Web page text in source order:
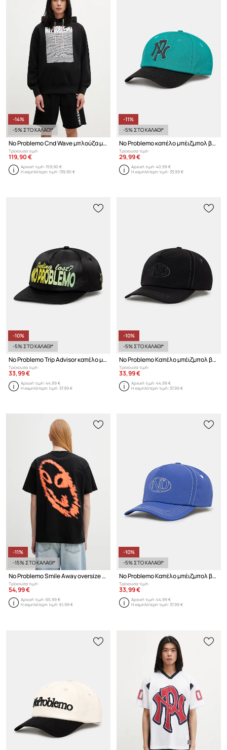
-14%
-5% ΣΤΟ ΚΑΛΑΘΙ*
No Problemo Cnd Wave μπλούζα με κουκούλα βαμβακερή Ανδρική
Τρέχουσα τιμή:
119,90 €
Αρχική τιμή:159,90 €
Η χαμηλότερη τιμή:139,90 €
-11%
-5% ΣΤΟ ΚΑΛΑΘΙ*
No Problemo καπέλο μπέιζμπολ βαμβακερό
Τρέχουσα τιμή:
29,99 €
Αρχική τιμή:40,99 €
Η χαμηλότερη τιμή:33,99 €
-10%
-5% ΣΤΟ ΚΑΛΑΘΙ*
No Problemo Trip Advisor καπέλο με γείσο βαμβακερό
Τρέχουσα τιμή:
33,99 €
Αρχική τιμή:44,99 €
Η χαμηλότερη τιμή:37,99 €
-10%
-5% ΣΤΟ ΚΑΛΑΘΙ*
No Problemo Καπέλο μπέιζμπολ βαμβακερό
Τρέχουσα τιμή:
33,99 €
Αρχική τιμή:44,99 €
Η χαμηλότερη τιμή:37,99 €
-11%
-15% ΣΤΟ ΚΑΛΑΘΙ*
No Problemo Smile Away oversize t-shirt βαμβακερό Ανδρικό
Τρέχουσα τιμή:
54,99 €
Αρχική τιμή:65,99 €
Η χαμηλότερη τιμή:61,99 €
-10%
-5% ΣΤΟ ΚΑΛΑΘΙ*
No Problemo Καπέλο μπέιζμπολ βαμβακερό
Τρέχουσα τιμή:
33,99 €
Αρχική τιμή:44,99 €
Η χαμηλότερη τιμή:37,99 €